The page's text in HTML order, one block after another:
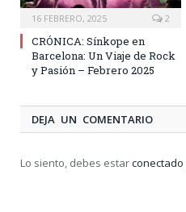
16 FEBRERO, 2025 2
CRÓNICA: Sínkope en
Barcelona: Un Viaje de Rock
y Pasión – Febrero 2025
DEJA UN COMENTARIO
Lo siento, debes estarconectado